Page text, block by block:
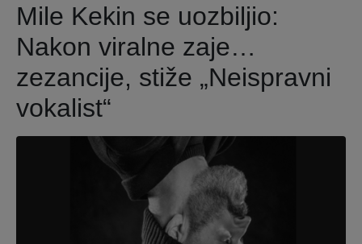
Mile Kekin se uozbiljio:
Nakon viralne zaje…
zezancije, stiže „Neispravni
vokalist“